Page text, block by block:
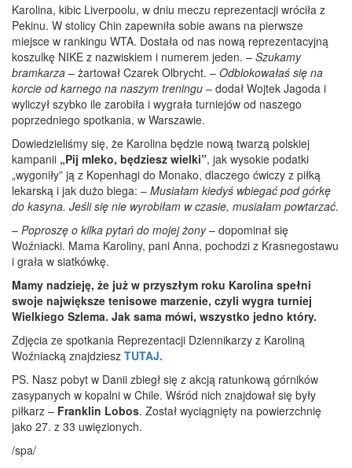
Karolina, kibic Liverpoolu, w dniu meczu reprezentacji wróciła z
Pekinu. W stolicy Chin zapewniła sobie awans na pierwsze
miejsce w rankingu WTA. Dostała od nas nową reprezentacyjną
koszulkę NIKE z nazwiskiem i numerem jeden. – Szukamy
bramkarza – żartował Czarek Olbrycht. – Odblokowałaś się na
korcie od karnego na naszym treningu – dodał Wojtek Jagoda i
wyliczył szybko ile zarobiła i wygrała turniejów od naszego
poprzedniego spotkania, w Warszawie.
Dowiedzieliśmy się, że Karolina będzie nową twarzą polskiej
kampanii „Pij mleko, będziesz wielki”, jak wysokie podatki
„wygoniły” ją z Kopenhagi do Monako, dlaczego ćwiczy z piłką
lekarską i jak dużo biega: – Musiałam kiedyś wbiegać pod górkę
do kasyna. Jeśli się nie wyrobiłam w czasie, musiałam powtarzać.
– Poproszę o kilka pytań do mojej żony– dopominał się
Woźniacki. Mama Karoliny, pani Anna, pochodzi z Krasnegostawu
i grała w siatkówkę.
Mamy nadzieję, że już w przyszłym roku Karolina spełni
swoje największe tenisowe marzenie, czyli wygra turniej
Wielkiego Szlema. Jak sama mówi, wszystko jedno który.
Zdjęcia ze spotkania Reprezentacji Dziennikarzy z Karoliną
Woźniacką znajdziesz TUTAJ.
PS. Nasz pobyt w Danii zbiegł się z akcją ratunkową górników
zasypanych w kopalni w Chile. Wśród nich znajdował się były
piłkarz – Franklin Lobos. Został wyciągnięty na powierzchnię
jako 27. z 33 uwięzionych.
/spa/